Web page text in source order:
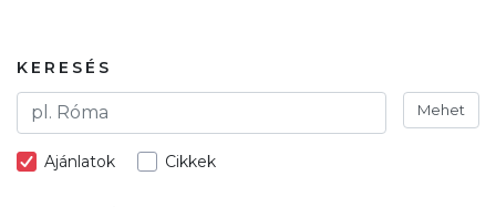
KERESÉS
Mehet
Ajánlatok Cikkek